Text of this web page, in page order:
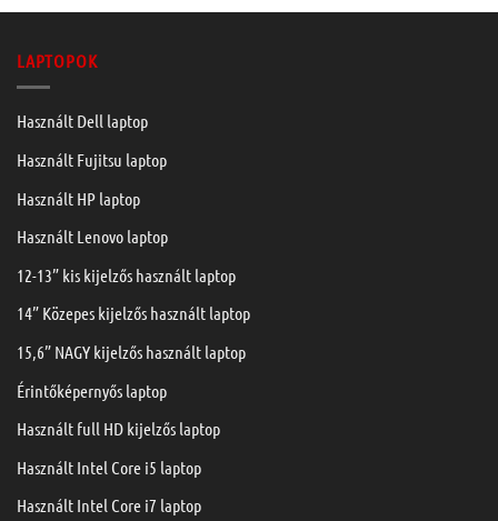
LAPTOPOK
Használt Dell laptop
Használt Fujitsu laptop
Használt HP laptop
Használt Lenovo laptop
12-13” kis kijelzős használt laptop
14” Közepes kijelzős használt laptop
15,6” NAGY kijelzős használt laptop
Érintőképernyős laptop
Használt full HD kijelzős laptop
Használt Intel Core i5 laptop
Használt Intel Core i7 laptop